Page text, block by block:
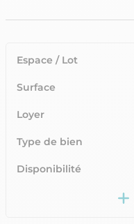
Espace / Lot
Surface
Loyer
Type de bien
Disponibilité